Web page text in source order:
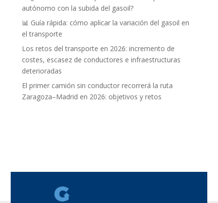
autónomo con la subida del gasoil?
📊 Guía rápida: cómo aplicar la variación del gasoil en
el transporte
Los retos del transporte en 2026: incremento de
costes, escasez de conductores e infraestructuras
deterioradas
El primer camión sin conductor recorrerá la ruta
Zaragoza–Madrid en 2026: objetivos y retos